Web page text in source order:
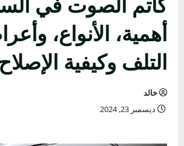
كاتم الصوت في
أهمية، الأنواع،
التلف وكيفية الإصلاح